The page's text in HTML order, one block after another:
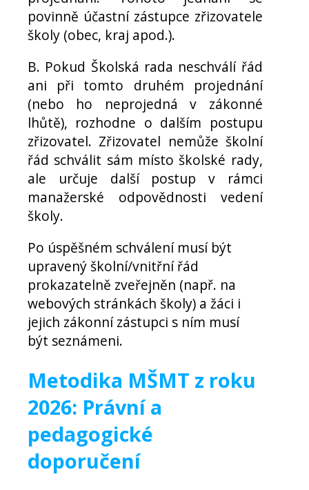
povinně účastní zástupce zřizovatele
školy (obec, kraj apod.).
B. Pokud Školská rada neschválí řád
ani při tomto druhém projednání
(nebo ho neprojedná v zákonné
lhůtě), rozhodne o dalším postupu
zřizovatel. Zřizovatel nemůže školní
řád schválit sám místo školské rady,
ale určuje další postup v rámci
manažerské odpovědnosti vedení
školy.
Po úspěšném schválení musí být
upravený školní/vnitřní řád
prokazatelně zveřejněn (např. na
webových stránkách školy) a žáci i
jejich zákonní zástupci s ním musí
být seznámeni.
Metodika MŠMT z roku
2026: Právní a
pedagogické
doporučení